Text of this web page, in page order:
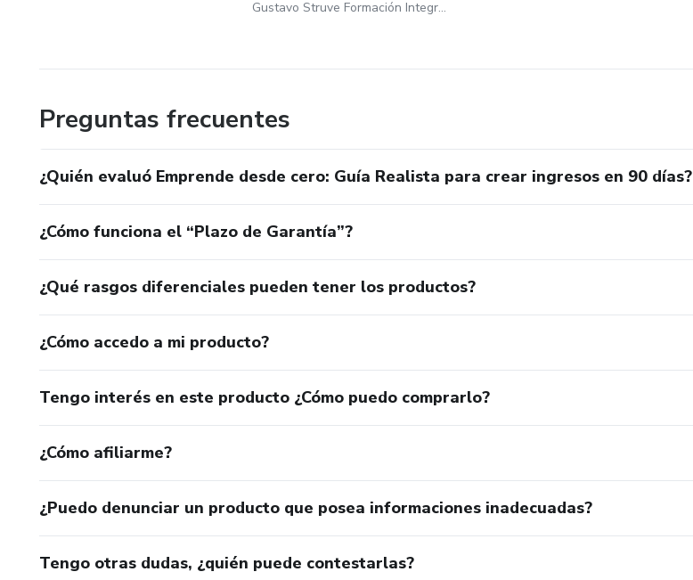
🚀 Empieza ahora tu proceso de crecimiento profesional. Gustavo Struve Formación Integral
Preguntas frecuentes
¿Quién evaluó Emprende desde cero: Guía Realista para crear ingresos en 90 días?
¿Cómo funciona el “Plazo de Garantía”?
¿Qué rasgos diferenciales pueden tener los productos?
¿Cómo accedo a mi producto?
Tengo interés en este producto ¿Cómo puedo comprarlo?
¿Cómo afiliarme?
¿Puedo denunciar un producto que posea informaciones inadecuadas?
Tengo otras dudas, ¿quién puede contestarlas?